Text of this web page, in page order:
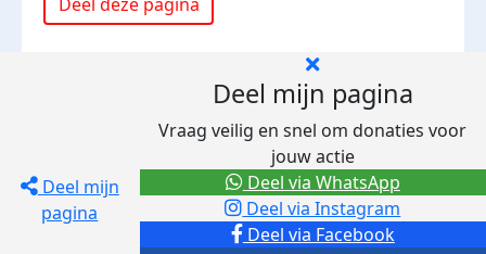
Deel mijn
pagina
Deel mijn pagina
Vraag veilig en snel om donaties voor
jouw actie
Deel via Facebook
Deel via Instagram
Deel via WhatsApp